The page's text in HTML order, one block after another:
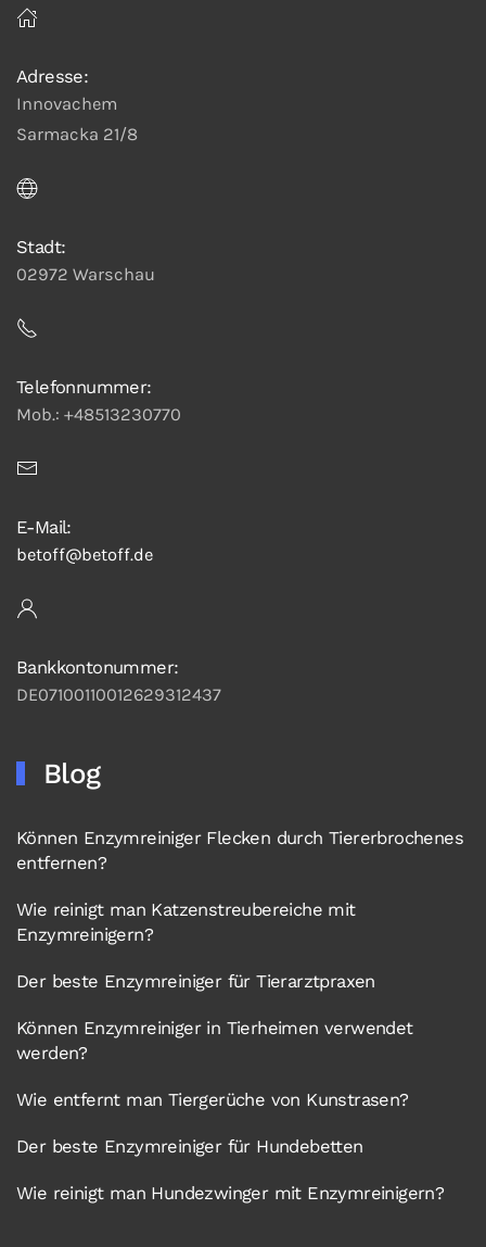
Adresse:
Innovachem
Sarmacka 21/8
Stadt:
02972 Warschau
Telefonnummer:
Mob.: +48513230770
E-Mail:
betoff@betoff.de
Bankkontonummer:
DE07100110012629312437
Blog
Können Enzymreiniger Flecken durch Tiererbrochenes
entfernen?
Wie reinigt man Katzenstreubereiche mit
Enzymreinigern?
Der beste Enzymreiniger für Tierarztpraxen
Können Enzymreiniger in Tierheimen verwendet
werden?
Wie entfernt man Tiergerüche von Kunstrasen?
Der beste Enzymreiniger für Hundebetten
Wie reinigt man Hundezwinger mit Enzymreinigern?